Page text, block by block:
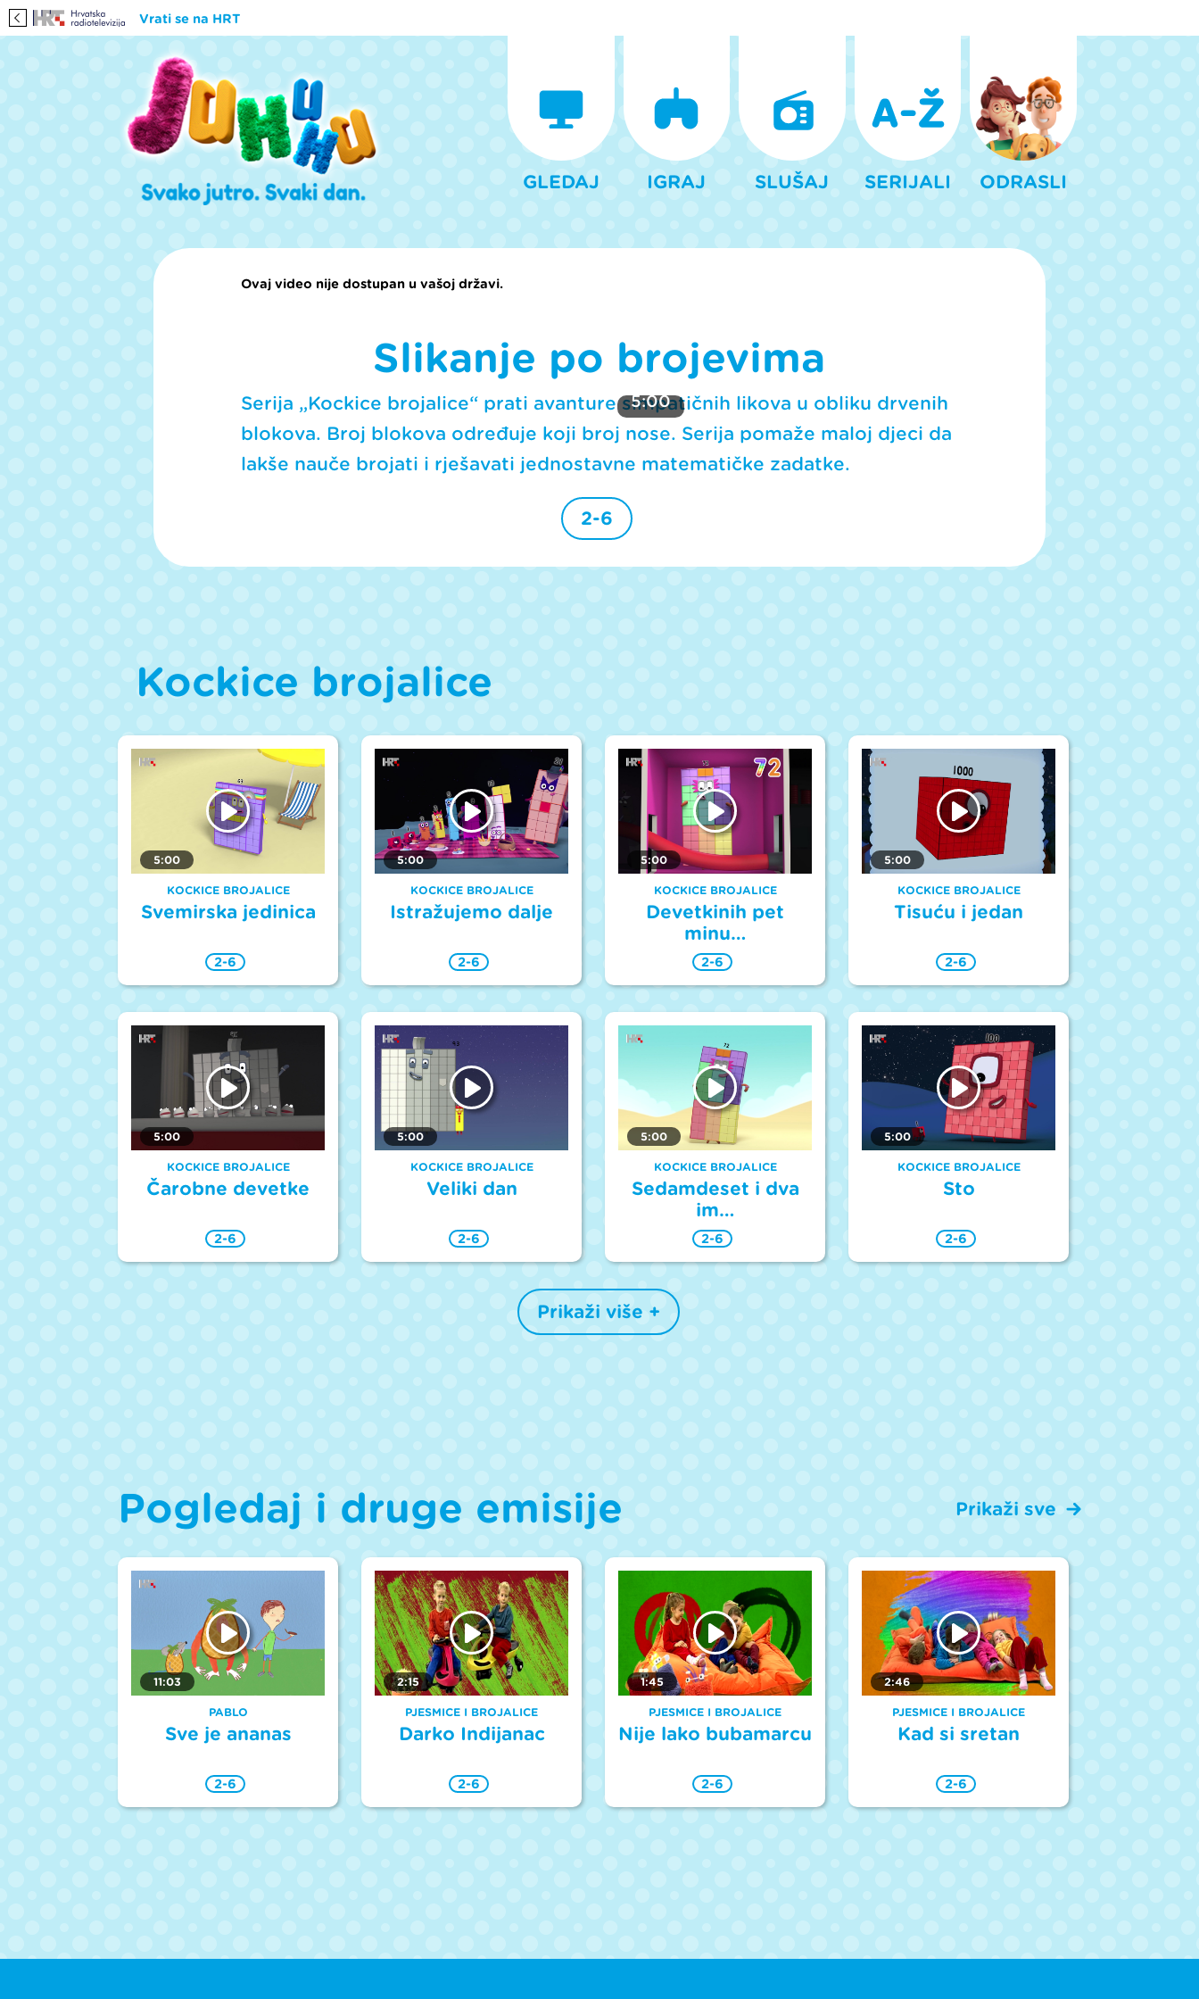
Vrati se na HRT
GLEDAJ IGRAJ SLUŠAJ SERIJALI ODRASLI
Ovaj video nije dostupan u vašoj državi.
5:00
Slikanje po brojevima
Serija „Kockice brojalice“ prati avanture simpatičnih likova u obliku drvenih
blokova. Broj blokova određuje koji broj nose. Serija pomaže maloj djeci da
lakše nauče brojati i rješavati jednostavne matematičke zadatke.
2-6
Kockice brojalice
5:00
KOCKICE BROJALICE
Svemirska jedinica
2-6
5:00
KOCKICE BROJALICE
Istražujemo dalje
2-6
5:00
KOCKICE BROJALICE
Devetkinih pet
minu…
2-6
5:00
KOCKICE BROJALICE
Tisuću i jedan
2-6
5:00
KOCKICE BROJALICE
Čarobne devetke
2-6
5:00
KOCKICE BROJALICE
Veliki dan
2-6
5:00
KOCKICE BROJALICE
Sedamdeset i dva
im…
2-6
5:00
KOCKICE BROJALICE
Sto
2-6
Prikaži više +
Pogledaj i druge emisije Prikaži sve
11:03
PABLO
Sve je ananas
2-6
2:15
PJESMICE I BROJALICE
Darko Indijanac
2-6
1:45
PJESMICE I BROJALICE
Nije lako bubamarcu
2-6
2:46
PJESMICE I BROJALICE
Kad si sretan
2-6